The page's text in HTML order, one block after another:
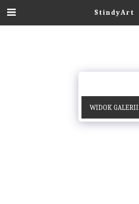
StindyArt
WIDOK GALERII